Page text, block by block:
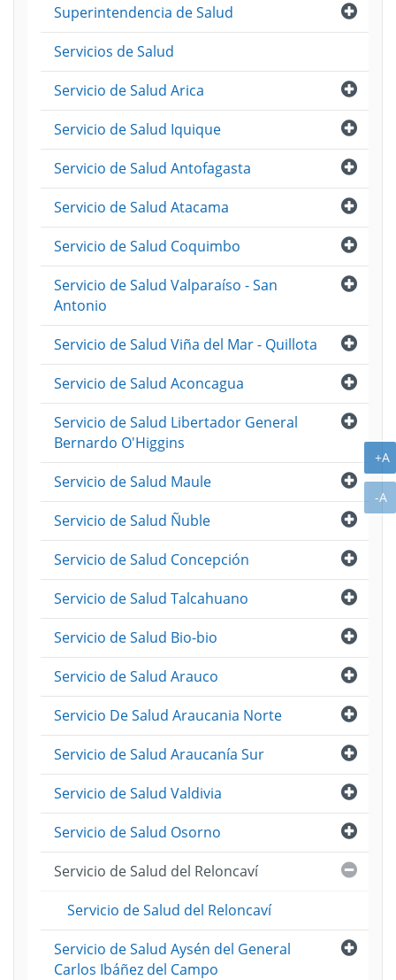
Abrir
Superintendencia de Salud
Servicios de Salud
Abrir
Servicio de Salud Arica
Abrir
Servicio de Salud Iquique
Abrir
Servicio de Salud Antofagasta
Abrir
Servicio de Salud Atacama
Abrir
Servicio de Salud Coquimbo
Abrir
Servicio de Salud Valparaíso - San
Antonio
Abrir
Servicio de Salud Viña del Mar - Quillota
Abrir
Servicio de Salud Aconcagua
Abrir
Servicio de Salud Libertador General
Bernardo O'Higgins
Abrir
Servicio de Salud Maule
Abrir
Servicio de Salud Ñuble
Abrir
Servicio de Salud Concepción
Abrir
Servicio de Salud Talcahuano
Abrir
Servicio de Salud Bio-bio
Abrir
Servicio de Salud Arauco
Abrir
Servicio De Salud Araucania Norte
Abrir
Servicio de Salud Araucanía Sur
Abrir
Servicio de Salud Valdivia
Abrir
Servicio de Salud Osorno
Servicio de Salud del Reloncaví
Servicio de Salud del Reloncaví
Abrir
Servicio de Salud Aysén del General
Carlos Ibáñez del Campo
+A
-A